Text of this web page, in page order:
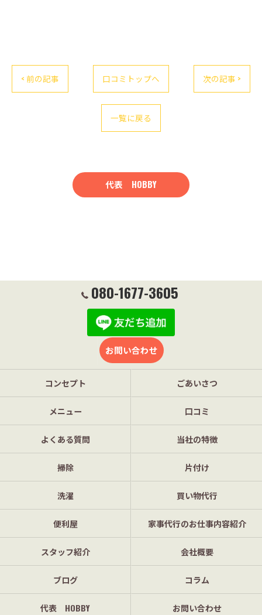
< 前の記事 口コミトップへ 次の記事 >
一覧に戻る
代表 HOBBY
080-1677-3605
お問い合わせ
コンセプト ごあいさつ
メニュー 口コミ
よくある質問 当社の特徴
掃除 片付け
洗濯 買い物代行
便利屋 家事代行のお仕事内容紹介
スタッフ紹介 会社概要
ブログ コラム
代表 HOBBY お問い合わせ